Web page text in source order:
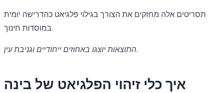
תסריטים אלה מחזקים את הצורך בגילוי פלגיאט כהדרישה יומית
במוסדות חינוך.
התוצאות יוצגו באחוזים ייחודיים וגניבת עין.
איך כלי זיהוי הפלגיאט של בינה